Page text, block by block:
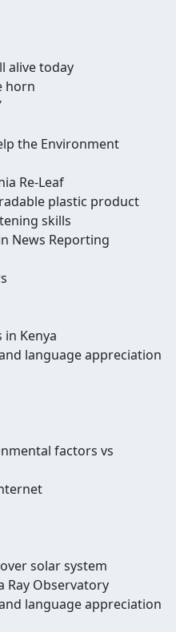
alive today
horn
the Environment
Re-Leaf
plastic product
skills
News Reporting
Kenya
language appreciation
factors vs
solar system
Ray Observatory
language appreciation